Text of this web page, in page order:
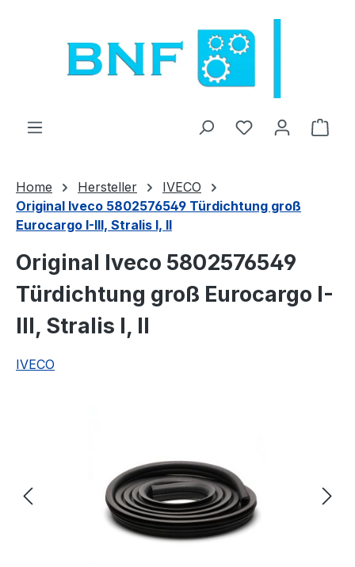
Du hast 0
Home Hersteller
IVECO
Original Iveco 5802576549 Türdichtung groß
Eurocargo I-III, Stralis I, II
Original Iveco 5802576549
Türdichtung groß Eurocargo I-
III, Stralis I, II
IVECO